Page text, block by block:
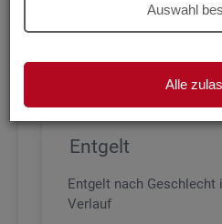
Auswahl
Alle
den wichtigsten Branchen
Entgelt
Entgelt nach Geschlecht
Verlauf